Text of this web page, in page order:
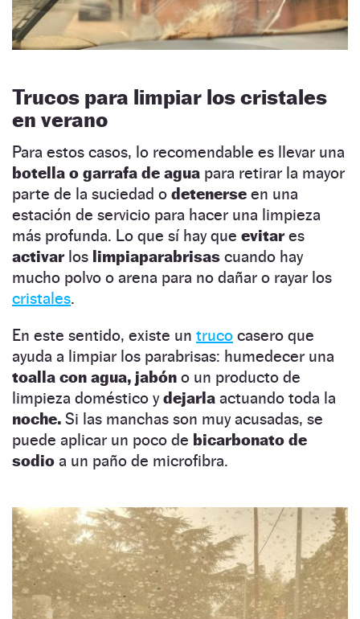
Trucos para limpiar los cristales
en verano
Para estos casos, lo recomendable es llevar una
botella o garrafa de agua para retirar la mayor
parte de la suciedad o detenerse en una
estación de servicio para hacer una limpieza
más profunda. Lo que sí hay que evitares
activar los limpiaparabrisas cuando hay
mucho polvo o arena para no dañar o rayar los
cristales.
En este sentido, existe un truco casero que
ayuda a limpiar los parabrisas: humedecer una
toalla con agua, jabón o un producto de
limpieza doméstico ydejarla actuando toda la
noche. Si las manchas son muy acusadas, se
puede aplicar un poco de bicarbonato de
sodio a un paño de microfibra.